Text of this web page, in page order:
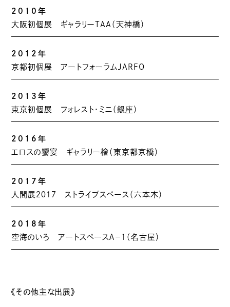
2010年
大阪初個展 ギャラリーTAA（天神橋）
2012年
京都初個展 アートフォーラムJARFO
2013年
東京初個展 フォレスト・ミニ（銀座）
2016年
エロスの饗宴 ギャラリー檜（東京都京橋）
2017年
人間展２０１７ ストライプスペース（六本木）
2018年
空海のいろ アートスペースＡ－１（名古屋）
《その他主な出展》